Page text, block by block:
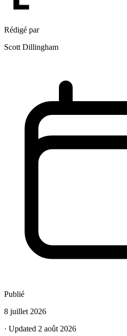
Rédigé par
Scott Dillingham
Publié
8 juillet 2026
· Updated 2 août 2026